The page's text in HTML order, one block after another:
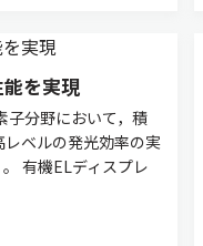
を実現
子分野において，積
ベルの発光効率の実
有機ELディスプレ